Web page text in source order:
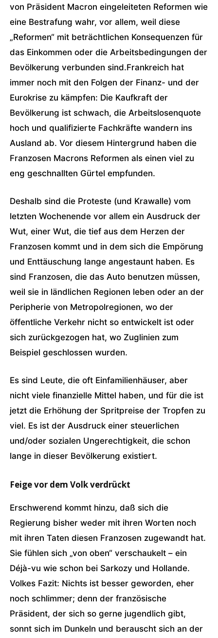
von Präsident Macron eingeleiteten Reformen wie
eine Bestrafung wahr, vor allem, weil diese
„Reformen“ mit beträchtlichen Konsequenzen für
das Einkommen oder die Arbeitsbedingungen der
Bevölkerung verbunden sind.Frankreich hat
immer noch mit den Folgen der Finanz- und der
Eurokrise zu kämpfen: Die Kaufkraft der
Bevölkerung ist schwach, die Arbeitslosenquote
hoch und qualifizierte Fachkräfte wandern ins
Ausland ab. Vor diesem Hintergrund haben die
Franzosen Macrons Reformen als einen viel zu
eng geschnallten Gürtel empfunden.
Deshalb sind die Proteste (und Krawalle) vom
letzten Wochenende vor allem ein Ausdruck der
Wut, einer Wut, die tief aus dem Herzen der
Franzosen kommt und in dem sich die Empörung
und Enttäuschung lange angestaunt haben. Es
sind Franzosen, die das Auto benutzen müssen,
weil sie in ländlichen Regionen leben oder an der
Peripherie von Metropolregionen, wo der
öffentliche Verkehr nicht so entwickelt ist oder
sich zurückgezogen hat, wo Zuglinien zum
Beispiel geschlossen wurden.
Es sind Leute, die oft Einfamilienhäuser, aber
nicht viele finanzielle Mittel haben, und für die ist
jetzt die Erhöhung der Spritpreise der Tropfen zu
viel. Es ist der Ausdruck einer steuerlichen
und/oder sozialen Ungerechtigkeit, die schon
lange in dieser Bevölkerung existiert.
Feige vor dem Volk verdrückt
Erschwerend kommt hinzu, daß sich die
Regierung bisher weder mit ihren Worten noch
mit ihren Taten diesen Franzosen zugewandt hat.
Sie fühlen sich „von oben“ verschaukelt – ein
Déjà-vu wie schon bei Sarkozy und Hollande.
Volkes Fazit: Nichts ist besser geworden, eher
noch schlimmer; denn der französische
Präsident, der sich so gerne jugendlich gibt,
sonnt sich im Dunkeln und berauscht sich an der